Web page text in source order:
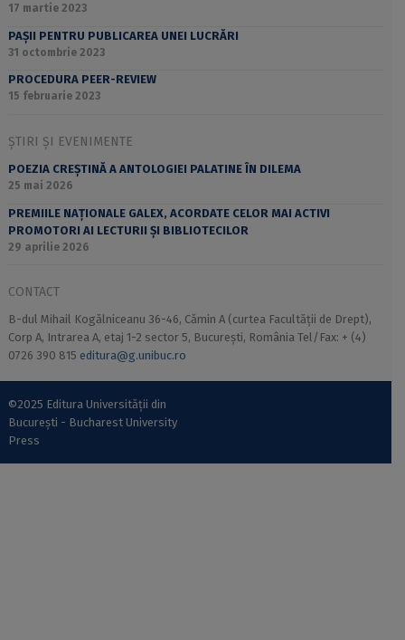
17 martie 2023
PAȘII PENTRU PUBLICAREA UNEI LUCRĂRI
31 octombrie 2023
PROCEDURA PEER-REVIEW
15 februarie 2023
ȘTIRI ȘI EVENIMENTE
POEZIA CREȘTINĂ A ANTOLOGIEI PALATINE ÎN DILEMA
25 mai 2026
PREMIILE NAȚIONALE GALEX, ACORDATE CELOR MAI ACTIVI
PROMOTORI AI LECTURII ȘI BIBLIOTECILOR
29 aprilie 2026
CONTACT
B-dul Mihail Kogălniceanu 36-46, Cămin A (curtea Facultății de Drept),
Corp A, Intrarea A, etaj 1-2 sector 5, București, România Tel/Fax: + (4)
0726 390 815 editura@g.unibuc.ro
©2025 Editura Universității din
București - Bucharest University
Press